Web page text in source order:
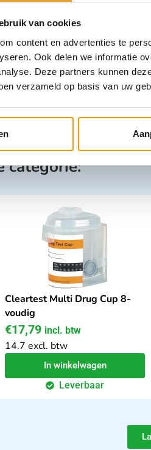
van cookies
content en advertenties te
Ook delen we informatie
Deze partners kunnen
verzameld op basis van uw
categorie:
Cleartest Multi Drug Cup 8-
voudig
€17,79 incl. btw
14.7 excl. btw
In winkelwagen
Leverbaar